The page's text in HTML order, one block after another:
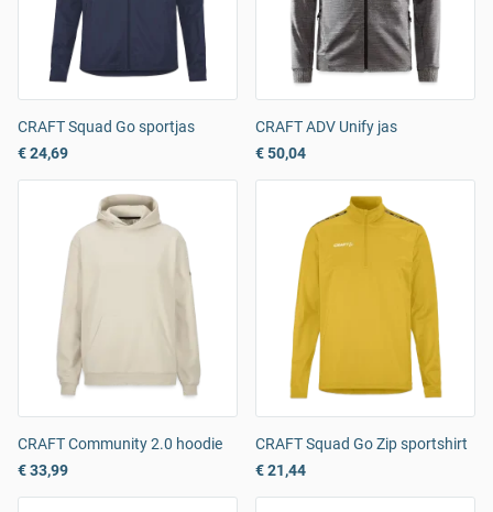
CRAFT Squad Go sportjas
€ 24,69
CRAFT ADV Unify jas
€ 50,04
CRAFT Community 2.0 hoodie
€ 33,99
CRAFT Squad Go Zip sportshirt
€ 21,44